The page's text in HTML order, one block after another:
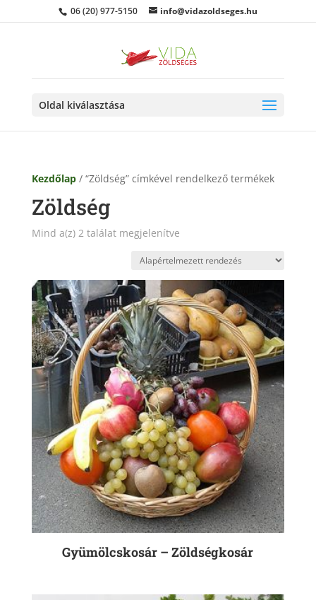
06 (20) 977-5150 info@vidazoldseges.hu
Oldal kiválasztása
Kezdőlap/ “Zöldség” címkével rendelkező termékek
Zöldség
Mind a(z) 2 találat megjelenítve
Gyümölcskosár – Zöldségkosár